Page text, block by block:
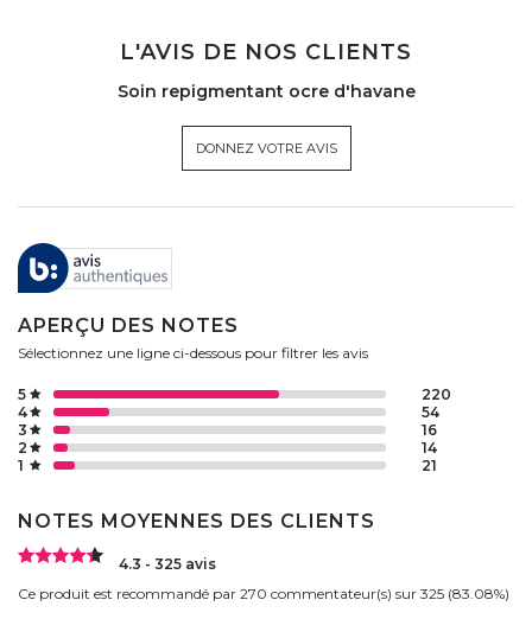
L'AVIS DE NOS CLIENTS
Soin repigmentant ocre d'havane
DONNEZ VOTRE AVIS
APERÇU DES NOTES
Sélectionnez une ligne ci-dessous pour filtrer les avis
1 21
2 14
3 16
4 54
5 220
NOTES MOYENNES DES CLIENTS
4.3 - 325 avis
Ce produit est recommandé par 270 commentateur(s) sur 325 (83.08%)